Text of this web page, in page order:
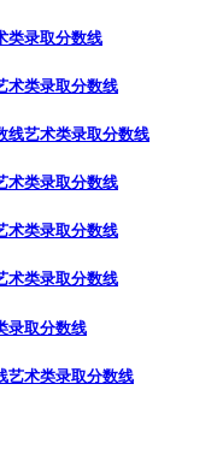
类录取分数线
术类录取分数线
线艺术类录取分数线
术类录取分数线
术类录取分数线
术类录取分数线
录取分数线
艺术类录取分数线